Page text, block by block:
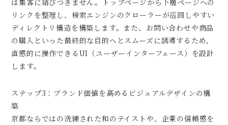
リンクを整理し、検索エンジンのクローラーが巡回しやすい
ディレクトリ構造を構築します。また、お問い合わせや商品
の購入といった最終的な目的へとスムーズに誘導するため、
直感的に操作できるUI（ユーザーインターフェース）を設計
します。
ステップ3：ブランド価値を高めるビジュアルデザインの構
築
京都ならではの洗練された和のテイストや、企業の信頼感を